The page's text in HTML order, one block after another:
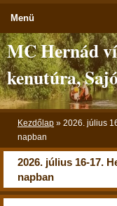
MC Hernád
kenutúra,
Kezdőlap » 2026. július
napban
2026. július 16-17.
napban
Menü